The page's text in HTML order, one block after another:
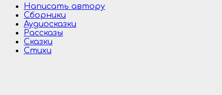
Написать автору
Сборники
Аудиосказки
Рассказы
Сказки
Стихи